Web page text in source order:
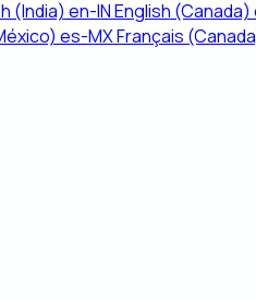
(India) en-INEnglish (Canada)
es-MXFrançais